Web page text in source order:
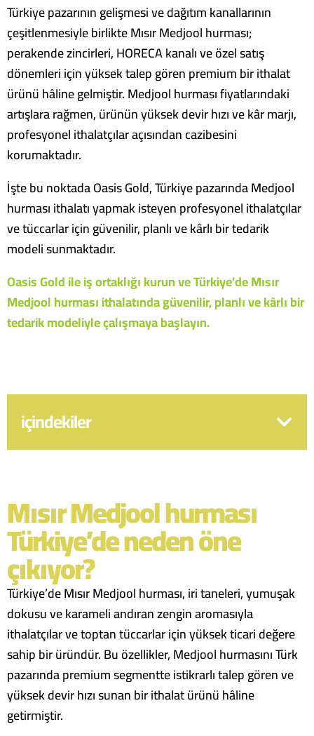
Türkiye pazarının gelişmesi ve dağıtım kanallarının
çeşitlenmesiyle birlikte Mısır Medjool hurması;
perakende zincirleri, HORECA kanalı ve özel satış
dönemleri için yüksek talep gören premium bir ithalat
ürünü hâline gelmiştir. Medjool hurması fiyatlarındaki
artışlara rağmen, ürünün yüksek devir hızı ve kâr marjı,
profesyonel ithalatçılar açısından cazibesini
korumaktadır.
İşte bu noktada Oasis Gold, Türkiye pazarında Medjool
hurması ithalatı yapmak isteyen profesyonel ithalatçılar
ve tüccarlar için güvenilir, planlı ve kârlı bir tedarik
modeli sunmaktadır.
Oasis Gold ile iş ortaklığı kurun ve Türkiye’de Mısır
Medjool hurması ithalatında güvenilir, planlı ve kârlı bir
tedarik modeliyle çalışmaya başlayın.
içindekiler
Mısır Medjool hurması
Türkiye’de neden öne
çıkıyor?
Türkiye’de Mısır Medjool hurması, iri taneleri, yumuşak
dokusu ve karameli andıran zengin aromasıyla
ithalatçılar ve toptan tüccarlar için yüksek ticari değere
sahip bir üründür. Bu özellikler, Medjool hurmasını Türk
pazarında premium segmentte istikrarlı talep gören ve
yüksek devir hızı sunan bir ithalat ürünü hâline
getirmiştir.